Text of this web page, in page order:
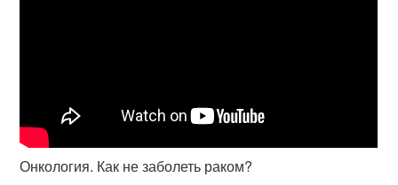
Онкология. Как не заболеть раком?